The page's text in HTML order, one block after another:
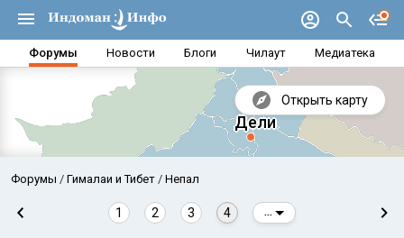
Форумы Новости Блоги Чилаут Медиатека
Открыть карту
Форумы Гималаи и Тибет Непал
1 2 3 4